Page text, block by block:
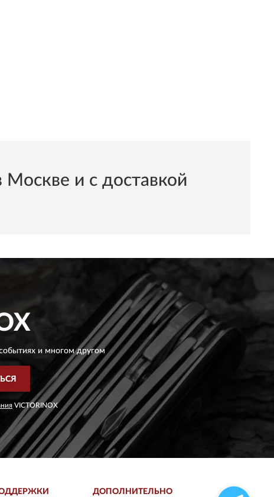
и с доставкой
и многом другом
VICTORINOX
ДОПОЛНИТЕЛЬНО